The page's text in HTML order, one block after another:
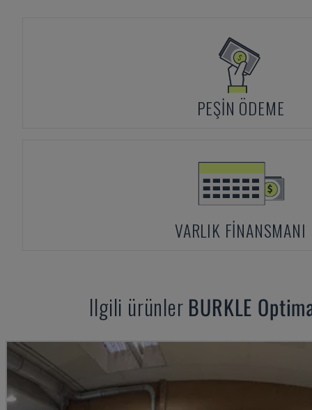
PEŞIN ÖDEME
VARLIK FINANSMANI
Ilgili ürünler BURKLE